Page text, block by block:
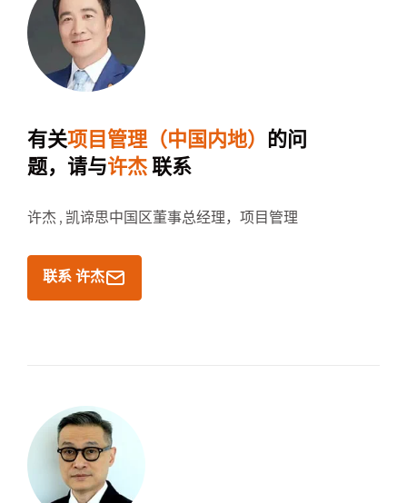
有关项目管理（中国内地）
的问
题，请与许杰 联系
许杰 , 凯谛思中国区董事总经理，项目管理
联系 许杰